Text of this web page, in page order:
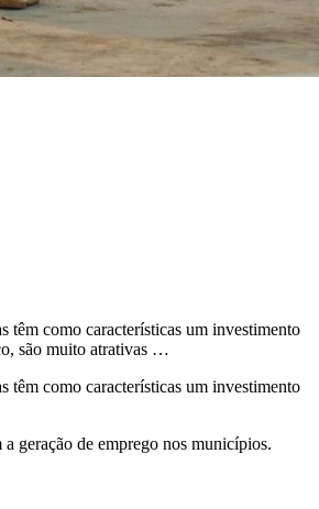
têm como características um investimento
são muito atrativas …
têm como características um investimento
geração de emprego nos municípios.